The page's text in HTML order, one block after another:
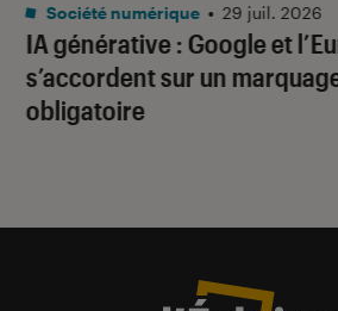
IA générative : Google et
s’accordent sur un
obligatoire
Société numérique • 29 juil. 2026